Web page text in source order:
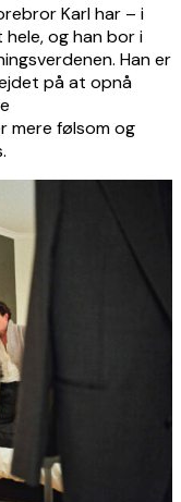
Karl har – i
og han bor i
Han er
på at opnå
mere følsom og